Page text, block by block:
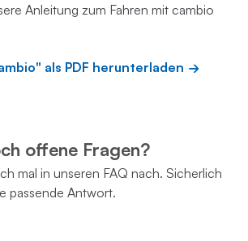
Anleitung zum Fahren mit cambio
als PDF herunterladen
offene Fragen?
mal in unseren FAQ nach. Sicherlich
passende Antwort.